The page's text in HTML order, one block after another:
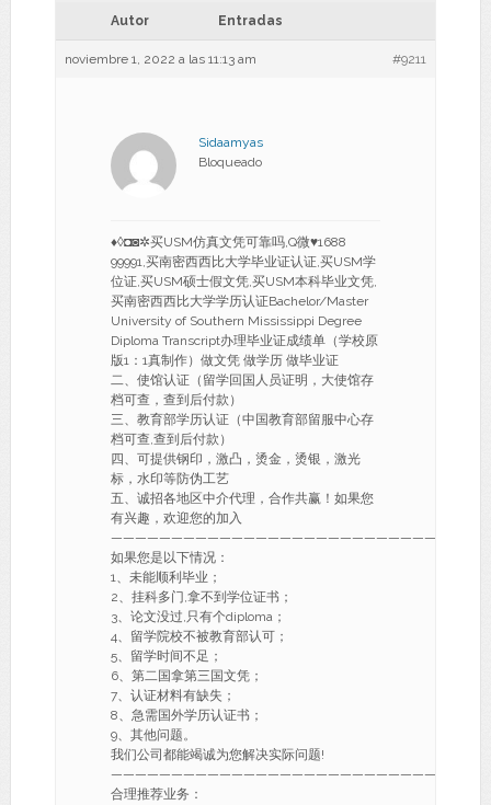
Autor Entradas
noviembre 1, 2022 a las 11:13 am #9211
Sidaamyas
Bloqueado
♦◊◘◙✲买USM仿真文凭可靠吗,Q微♥1688
99991,买南密西西比大学毕业证认证,买USM学
位证,买USM硕士假文凭,买USM本科毕业文凭,
买南密西西比大学学历认证Bachelor/Master
University of Southern Mississippi Degree
Diploma Transcript办理毕业证成绩单（学校原
版1：1真制作）做文凭 做学历 做毕业证
二、使馆认证（留学回国人员证明，大使馆存
档可查，查到后付款）
三、教育部学历认证（中国教育部留服中心存
档可查,查到后付款）
四、可提供钢印，激凸，烫金，烫银，激光
标，水印等防伪工艺
五、诚招各地区中介代理，合作共赢！如果您
有兴趣，欢迎您的加入
———————————————————————————-
如果您是以下情况：
1、未能顺利毕业；
2、挂科多门,拿不到学位证书；
3、论文没过,只有个diploma；
4、留学院校不被教育部认可；
5、留学时间不足；
6、第二国拿第三国文凭；
7、认证材料有缺失；
8、急需国外学历认证书；
9、其他问题。
我们公司都能竭诚为您解决实际问题!
———————————————————————————-
合理推荐业务：